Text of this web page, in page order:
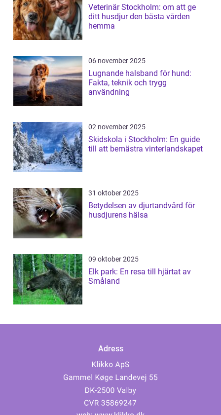
Veterinär Stockholm: om att ge
ditt husdjur den bästa vården
hemma
06 november 2025
Lugnande halsband för hund:
Fakta, teknik och trygg
användning
02 november 2025
Skidskola i Stockholm: En guide
till att bemästra vinterlandskapet
31 oktober 2025
Betydelsen av djurtandvård för
husdjurens hälsa
09 oktober 2025
Elk park: En resa till hjärtat av
Småland
Adress